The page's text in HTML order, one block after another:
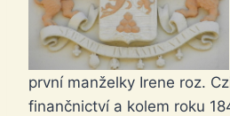
první manželky Irene roz.
finančnictví a kolem roku